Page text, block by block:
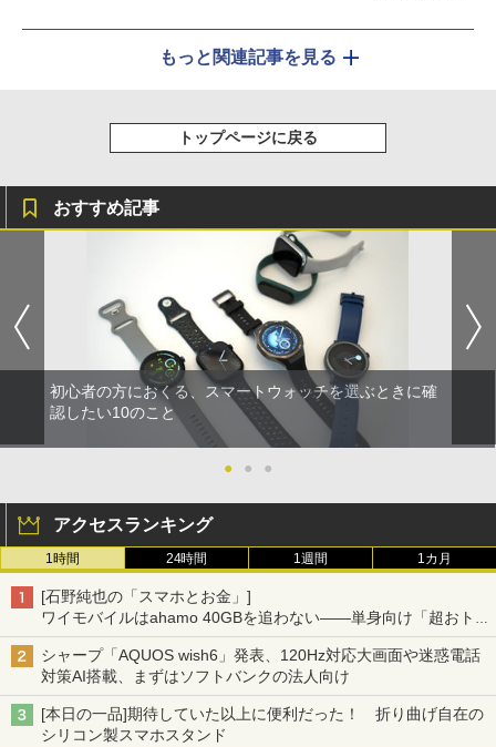
もっと関連記事を見る
トップページに戻る
おすすめ記事
初心者の方におくる、スマートウォッチを選ぶときに確
認したい10のこと
● ● ●
アクセスランキング
1時間 24時間 1週間 1カ月
[石野純也の「スマホとお金」]
ワイモバイルはahamo 40GBを追わない――単身向け「超おトク
割」の安さと1年限定の注意点
シャープ「AQUOS wish6」発表、120Hz対応大画面や迷惑電話
対策AI搭載、まずはソフトバンクの法人向け
[本日の一品]期待していた以上に便利だった！ 折り曲げ自在の
シリコン製スマホスタンド